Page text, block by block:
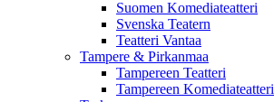
Suomen Komediateatteri
Svenska Teatern
Teatteri Vantaa
Tampere & Pirkanmaa
Tampereen Teatteri
Tampereen Komediateatteri